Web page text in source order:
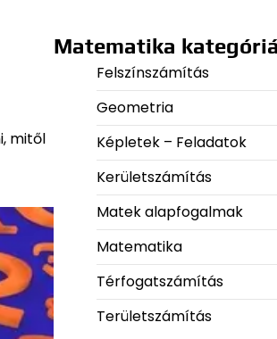
mitől
Matematika
Felszínszámítás
Geometria
Képletek – Feladatok
Kerületszámítás
Matek alapfogalmak
Matematika
Térfogatszámítás
Területszámítás